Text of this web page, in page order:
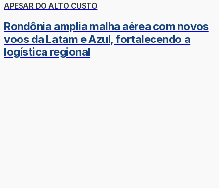
APESAR DO ALTO CUSTO
Rondônia amplia malha aérea com novos
voos da Latam e Azul, fortalecendo a
logística regional